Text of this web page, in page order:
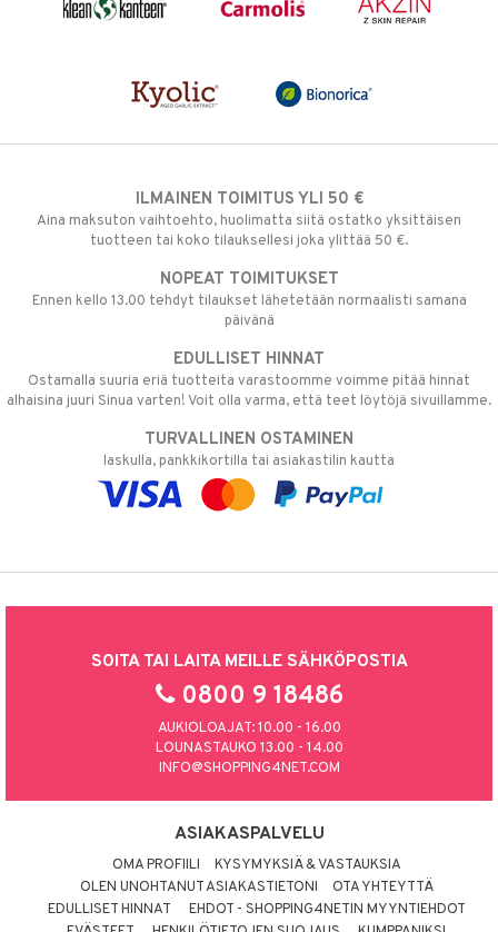
ILMAINEN TOIMITUS YLI 50 €
Aina maksuton vaihtoehto, huolimatta siitä ostatko yksittäisen
tuotteen tai koko tilauksellesi joka ylittää 50 €.
NOPEAT TOIMITUKSET
Ennen kello 13.00 tehdyt tilaukset lähetetään normaalisti samana
päivänä
EDULLISET HINNAT
Ostamalla suuria eriä tuotteita varastoomme voimme pitää hinnat
alhaisina juuri Sinua varten! Voit olla varma, että teet löytöjä sivuillamme.
TURVALLINEN OSTAMINEN
laskulla, pankkikortilla tai asiakastilin kautta
SOITA TAI LAITA MEILLE SÄHKÖPOSTIA
0800 9 18486
AUKIOLOAJAT: 10.00 - 16.00
LOUNASTAUKO 13.00 - 14.00
INFO@SHOPPING4NET.COM
ASIAKASPALVELU
OMA PROFIILI
KYSYMYKSIÄ & VASTAUKSIA
OLEN UNOHTANUT ASIAKASTIETONI
OTA YHTEYTTÄ
EDULLISET HINNAT
EHDOT - SHOPPING4NETIN MYYNTIEHDOT